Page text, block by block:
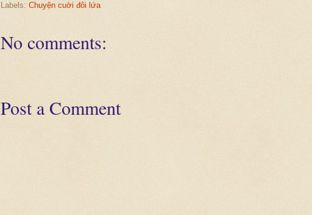
Labels: Chuyện cuời đôi lứa
No comments:
Post a Comment